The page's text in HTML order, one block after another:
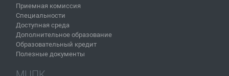
Приемная комиссия
Специальности
Доступная среда
Дополнительное образование
Образовательный кредит
Полезные документы